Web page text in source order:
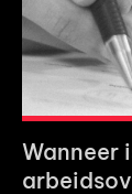
Wanneer